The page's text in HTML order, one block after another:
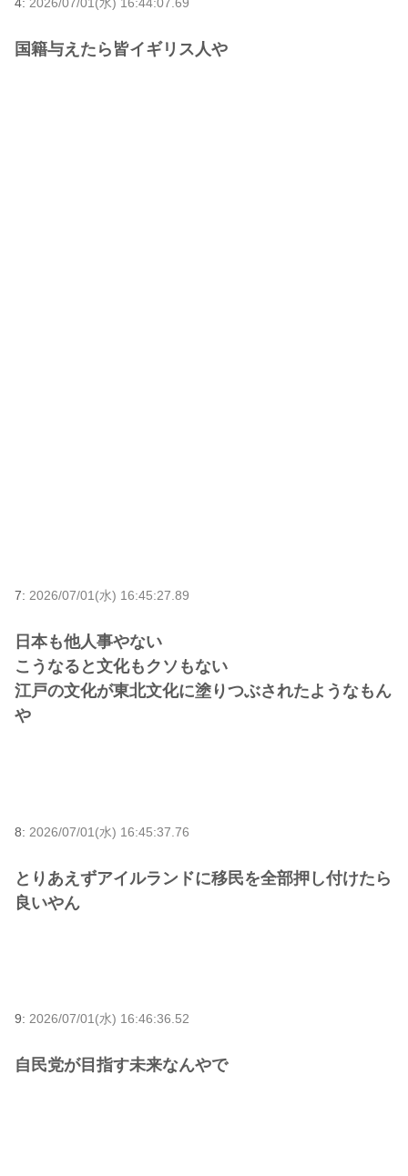
国籍与えたら皆イギリス人や
7: 2026/07/01(水) 16:45:27.89
日本も他人事やない
こうなると文化もクソもない
江戸の文化が東北文化に塗りつぶされたようなもん
や
8: 2026/07/01(水) 16:45:37.76
とりあえずアイルランドに移民を全部押し付けたら
良いやん
9: 2026/07/01(水) 16:46:36.52
自民党が目指す未来なんやで